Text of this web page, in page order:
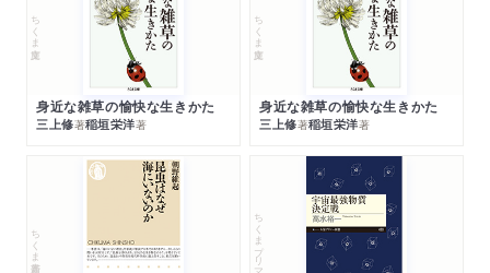
ちくま文庫
身近な雑草の愉快な生きかた
三上修著稲垣栄洋著
ちくま文庫
身近な雑草の愉快な生きかた
三上修著稲垣栄洋著
ちくま新書 ちくまプリマー新書